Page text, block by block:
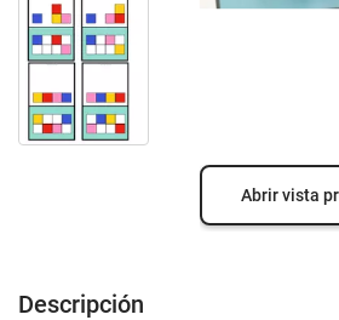
Abrir vista
Descripción